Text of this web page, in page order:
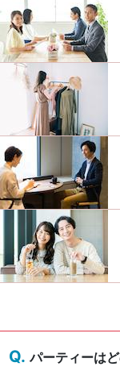
パーティーは